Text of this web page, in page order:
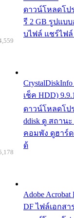
ดาวน์โหลดโป
รี 2 GB รูปแบ
บไฟล์ แชร์ไฟล์
เช็ค HDD) 9.9.1
ดาวน์โหลดโป
ddisk ดู สถาน
คอมพัง ดูฮาร์ด
ด้
Adobe
DF ไฟล์เอกสา